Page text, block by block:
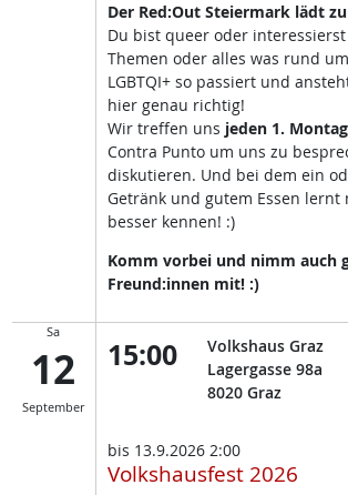
Der Red:Out Steiermark lädt
Du bist queer oder
Themen oder alles was rund
LGBTQI+ so passiert und
hier genau richtig!
Wir treffen uns jeden 1.
Contra Punto um uns zu
diskutieren. Und bei dem ein
Getränk und gutem Essen lernt
besser kennen! :)
Komm vorbei und nimm auch
Freund:innen mit! :)
Sa
12
September
15:00
Volkshaus Graz
Lagergasse 98a
8020 Graz
bis 13.9.2026 2:00
Volkshausfest 2026